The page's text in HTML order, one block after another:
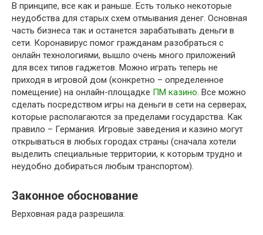
В принципе, все как и раньше. Есть только некоторые
неудобства для старых схем отмывания денег. Основная
часть бизнеса так и останется зарабатывать деньги в
сети. Коронавирус помог гражданам разобраться с
онлайн технологиями, вышло очень много приложений
для всех типов гаджетов. Можно играть теперь не
приходя в игровой дом (конкретно – определенное
помещение) на онлайн-площадке ПМ казино. Все можно
сделать посредством игры на деньги в сети на серверах,
которые располагаются за пределами государства. Как
правило – Германия. Игровые заведения и казино могут
открываться в любых городах страны (сначала хотели
выделить специальные территории, к которым трудно и
неудобно добираться любым транспортом).
Законное обоснование
Верховная рада разрешила: